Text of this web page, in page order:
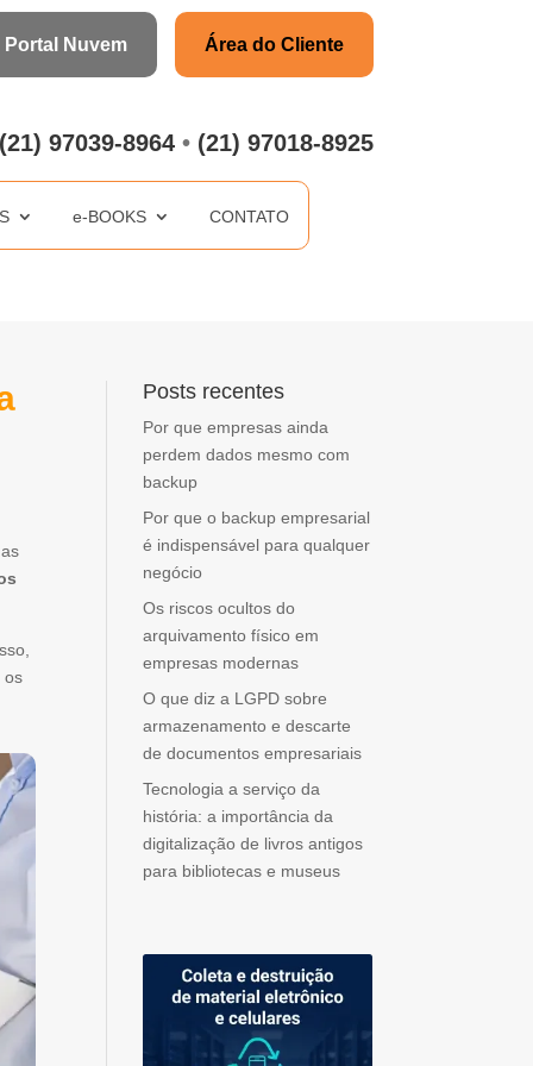
SERVIÇOS e-BOOKS CONTATO
Área do Cliente
Portal Nuvem
97039-8964 • (21) 97018-8925
e-BOOKS CONTATO
os
Posts recentes
Por que empresas ainda
perdem dados mesmo com
backup
Por que o backup empresarial
é indispensável para qualquer
negócio
Os riscos ocultos do
arquivamento físico em
empresas modernas
O que diz a LGPD sobre
armazenamento e descarte
de documentos empresariais
Tecnologia a serviço da
história: a importância da
digitalização de livros antigos
para bibliotecas e museus